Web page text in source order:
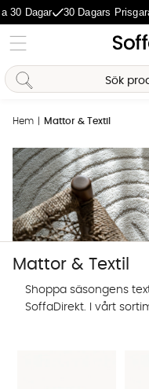
30 Dagars Prisgaranti
Hem Mattor & Textil
Mattor & Textil
Shoppa säsongens
SoffaDirekt. I vårt
utbud av